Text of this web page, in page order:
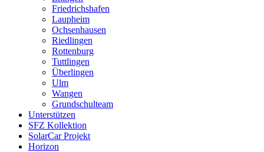
Friedrichshafen
Laupheim
Ochsenhausen
Riedlingen
Rottenburg
Tuttlingen
Überlingen
Ulm
Wangen
Grundschulteam
Unterstützen
SFZ Kollektion
SolarCar Projekt
Horizon